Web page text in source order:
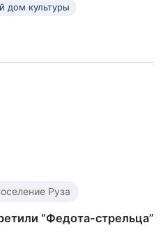
дом культуры
Руза
“Федота-стрельца”